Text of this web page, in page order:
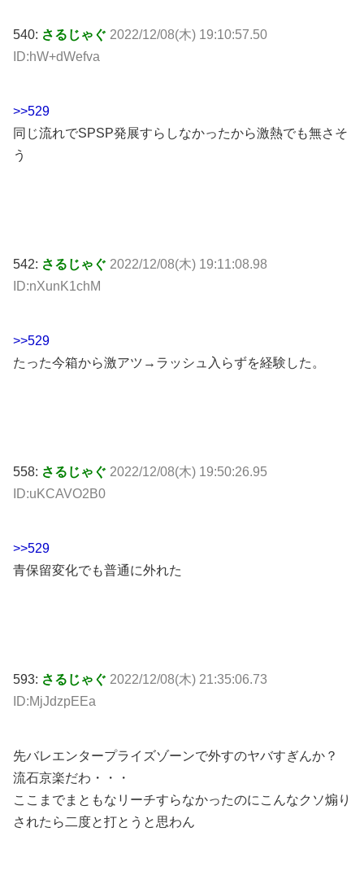
540: さるじゃぐ 2022/12/08(木) 19:10:57.50
ID:hW+dWefva
>>529
同じ流れでSPSP発展すらしなかったから激熱でも無さそ
う
542: さるじゃぐ 2022/12/08(木) 19:11:08.98
ID:nXunK1chM
>>529
たった今箱から激アツ→ラッシュ入らずを経験した。
558: さるじゃぐ 2022/12/08(木) 19:50:26.95
ID:uKCAVO2B0
>>529
青保留変化でも普通に外れた
593: さるじゃぐ 2022/12/08(木) 21:35:06.73
ID:MjJdzpEEa
先バレエンタープライズゾーンで外すのヤバすぎんか？
流石京楽だわ・・・
ここまでまともなリーチすらなかったのにこんなクソ煽り
されたら二度と打とうと思わん